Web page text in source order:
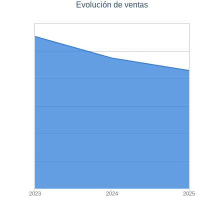
Evolución de ventas
2023 2024 2025